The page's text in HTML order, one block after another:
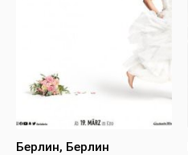
Берлин, Берлин